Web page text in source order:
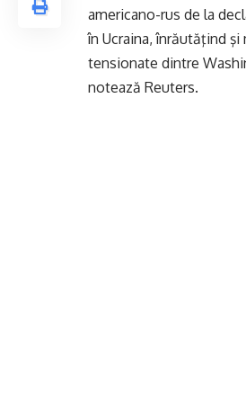
americano-rus de la
în Ucraina, înrăutăţind
tensionate dintre
notează Reuters.